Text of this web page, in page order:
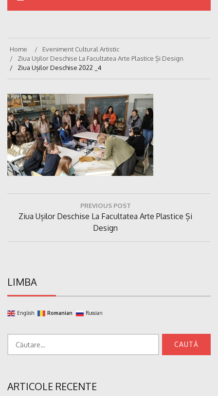
Home
Eveniment Cultural Artistic
Ziua Ușilor Deschise La Facultatea Arte Plastice Și Design
Ziua Ușilor Deschise 2022 _4
articole
PREVIOUS POST
Previous
Ziua Ușilor Deschise La Facultatea Arte Plastice Și
Design
LIMBA
English Romanian Russian
ARTICOLE RECENTE